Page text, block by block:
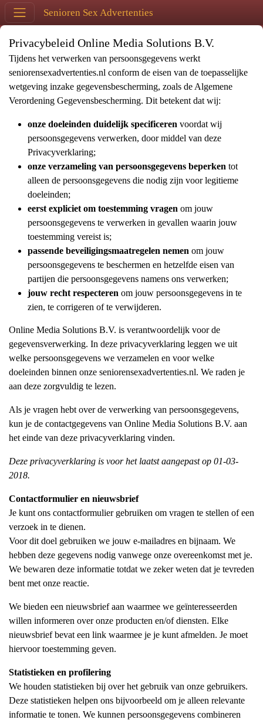
Senioren Sex Advertenties
Privacybeleid Online Media Solutions B.V.
Tijdens het verwerken van persoonsgegevens werkt
seniorensexadvertenties.nl conform de eisen van de toepasselijke
wetgeving inzake gegevensbescherming, zoals de Algemene
Verordening Gegevensbescherming. Dit betekent dat wij:
onze doeleinden duidelijk specificeren voordat wij
persoonsgegevens verwerken, door middel van deze
Privacyverklaring;
onze verzameling van persoonsgegevens beperken tot
alleen de persoonsgegevens die nodig zijn voor legitieme
doeleinden;
eerst expliciet om toestemming vragen om jouw
persoonsgegevens te verwerken in gevallen waarin jouw
toestemming vereist is;
passende beveiligingsmaatregelen nemen om jouw
persoonsgegevens te beschermen en hetzelfde eisen van
partijen die persoonsgegevens namens ons verwerken;
jouw recht respecteren om jouw persoonsgegevens in te
zien, te corrigeren of te verwijderen.
Online Media Solutions B.V. is verantwoordelijk voor de
gegevensverwerking. In deze privacyverklaring leggen we uit
welke persoonsgegevens we verzamelen en voor welke
doeleinden binnen onze seniorensexadvertenties.nl. We raden je
aan deze zorgvuldig te lezen.
Als je vragen hebt over de verwerking van persoonsgegevens,
kun je de contactgegevens van Online Media Solutions B.V. aan
het einde van deze privacyverklaring vinden.
Deze privacyverklaring is voor het laatst aangepast op 01-03-
2018.
Contactformulier en nieuwsbrief
Je kunt ons contactformulier gebruiken om vragen te stellen of een
verzoek in te dienen.
Voor dit doel gebruiken we jouw e-mailadres en bijnaam. We
hebben deze gegevens nodig vanwege onze overeenkomst met je.
We bewaren deze informatie totdat we zeker weten dat je tevreden
bent met onze reactie.
We bieden een nieuwsbrief aan waarmee we geïnteresseerden
willen informeren over onze producten en/of diensten. Elke
nieuwsbrief bevat een link waarmee je je kunt afmelden. Je moet
hiervoor toestemming geven.
Statistieken en profilering
We houden statistieken bij over het gebruik van onze gebruikers.
Deze statistieken helpen ons bijvoorbeeld om je alleen relevante
informatie te tonen. We kunnen persoonsgegevens combineren